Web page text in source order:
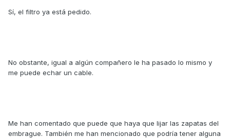
Sí, el filtro ya está pedido.
No obstante, igual a algún compañero le ha pasado lo mismo y
me puede echar un cable.
Me han comentado que puede que haya que lijar las zapatas del
embrague. También me han mencionado que podría tener alguna